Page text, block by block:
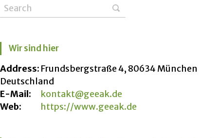
Wir sind hier
Address: Frundsbergstraße 4, 80634 München
Deutschland
E-Mail:
kontakt@geeak.de
Web:
https://www.geeak.de